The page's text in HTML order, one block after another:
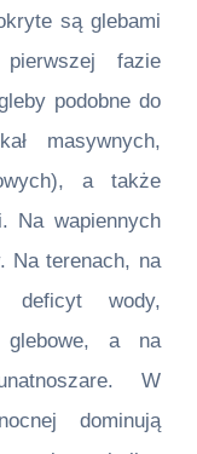
są glebami
fazie
podobne do
masywnych,
a także
Na wapiennych
Na terenach, na
deficyt wody,
glebowe, a na
W
dominują